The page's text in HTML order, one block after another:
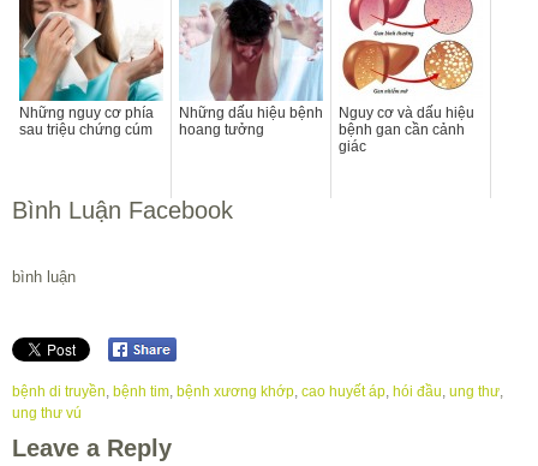
Những nguy cơ phía
sau triệu chứng cúm
Những dấu hiệu bệnh
hoang tưởng
Nguy cơ và dấu hiệu
bệnh gan cần cảnh
giác
Bình Luận Facebook
bình luận
bệnh di truyền bệnh tim bệnh xương khớp cao huyết áp hói đầu ung thư
ung thư vú
Leave a Reply